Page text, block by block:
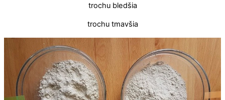
trochu bledšia
trochu tmavšia